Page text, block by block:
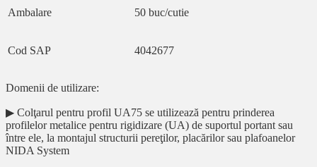
Ambalare 50 buc/cutie
Cod SAP 4042677
Domenii de utilizare:
▶ Colţarul pentru profil UA75 se utilizează pentru prinderea
profilelor metalice pentru rigidizare (UA) de suportul portant sau
între ele, la montajul structurii pereţilor, placărilor sau plafoanelor
NIDA System